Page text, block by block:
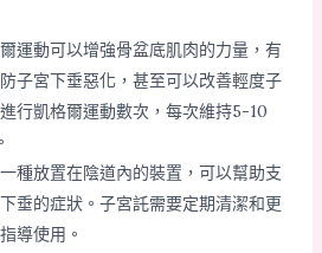
運動可以增強骨盆底肌肉的力量，有
子宮下垂惡化，甚至可以改善輕度子
行凱格爾運動數次，每次維持5-10
種放置在陰道內的裝置，可以幫助支
垂的症狀。子宮託需要定期清潔和更
導使用。